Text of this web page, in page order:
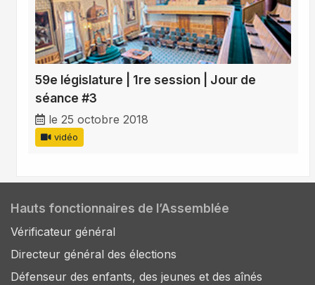
59e législature | 1re session | Jour de
séance #3
le 25 octobre 2018
vidéo
Hauts fonctionnaires de l’Assemblée
Vérificateur général
Directeur général des élections
Défenseur des enfants, des jeunes et des aînés